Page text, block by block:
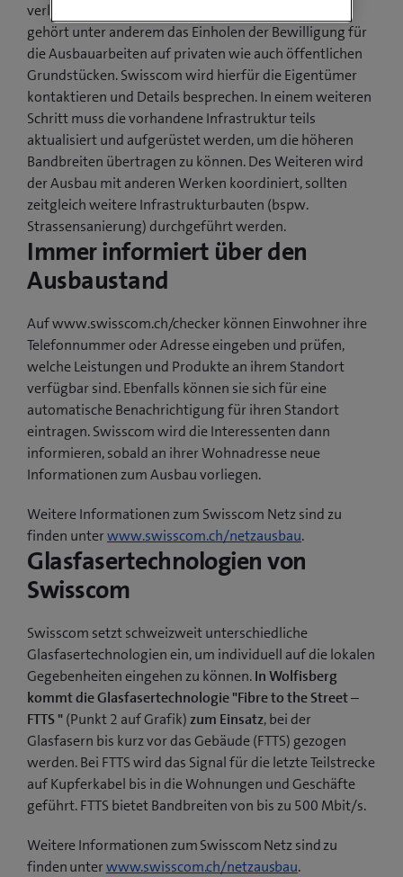
verlegt werden, sind noch Vorarbeiten nötig. Dazu
gehört unter anderem das Einholen der Bewilligung für
die Ausbauarbeiten auf privaten wie auch öffentlichen
Grundstücken. Swisscom wird hierfür die Eigentümer
kontaktieren und Details besprechen. In einem weiteren
Schritt muss die vorhandene Infrastruktur teils
aktualisiert und aufgerüstet werden, um die höheren
Bandbreiten übertragen zu können. Des Weiteren wird
der Ausbau mit anderen Werken koordiniert, sollten
zeitgleich weitere Infrastrukturbauten (bspw.
Strassensanierung) durchgeführt werden.
Immer informiert über den
Ausbaustand
Auf www.swisscom.ch/checker können Einwohner ihre
Telefonnummer oder Adresse eingeben und prüfen,
welche Leistungen und Produkte an ihrem Standort
verfügbar sind. Ebenfalls können sie sich für eine
automatische Benachrichtigung für ihren Standort
eintragen. Swisscom wird die Interessenten dann
informieren, sobald an ihrer Wohnadresse neue
Informationen zum Ausbau vorliegen.
Weitere Informationen zum Swisscom Netz sind zu
finden unterwww.swisscom.ch/netzausbau.
Glasfasertechnologien von
Swisscom
Swisscom setzt schweizweit unterschiedliche
Glasfasertechnologien ein, um individuell auf die lokalen
Gegebenheiten eingehen zu können.In Wolfisberg
kommt die Glasfasertechnologie "Fibre to the Street –
FTTS "(Punkt 2 auf Grafik)zum Einsatz, bei der
Glasfasern bis kurz vor das Gebäude (FTTS) gezogen
werden. Bei FTTS wird das Signal für die letzte Teilstrecke
auf Kupferkabel bis in die Wohnungen und Geschäfte
geführt. FTTS bietet Bandbreiten von bis zu 500 Mbit/s.
Weitere Informationen zum Swisscom Netz sind zu
finden unterwww.swisscom.ch/netzausbau.